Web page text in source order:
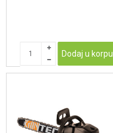
Dodaj u korpu